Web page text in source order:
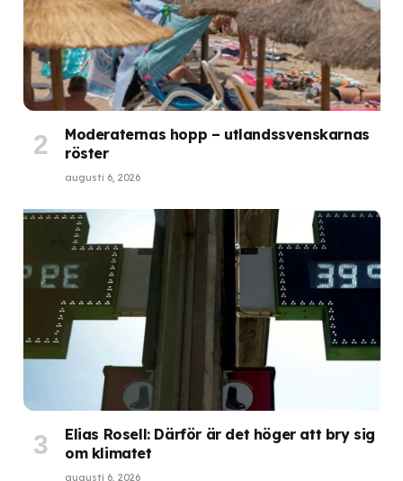
Moderaternas hopp – utlandssvenskarnas
röster
augusti 6, 2026
Elias Rosell: Därför är det höger att bry sig
om klimatet
augusti 6, 2026